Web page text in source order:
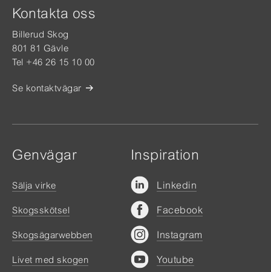
Kontakta oss
Billerud Skog
801 81 Gävle
Tel +46 26 15 10 00
Se kontaktvägar
Genvägar
Sälja virke
Skogsskötsel
Skogsägarwebben
Livet med skogen
Inspiration
Linkedin
Facebook
Instagram
Youtube